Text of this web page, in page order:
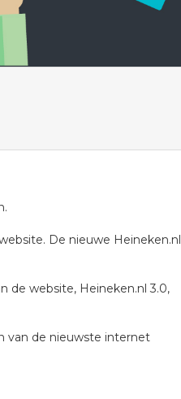
De nieuwe Heineken.nl
de website, Heineken.nl 3.0,
van de nieuwste internet